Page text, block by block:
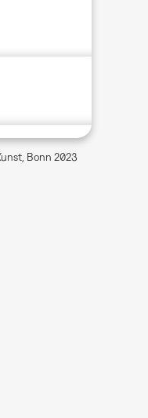
Bonn 2023